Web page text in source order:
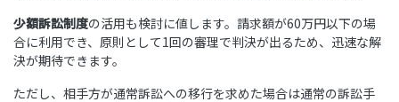
少額訴訟制度の活用も検討に値します。請求額が60万円以下の場
合に利用でき、原則として1回の審理で判決が出るため、迅速な解
決が期待できます。
ただし、相手方が通常訴訟への移行を求めた場合は通常の訴訟手